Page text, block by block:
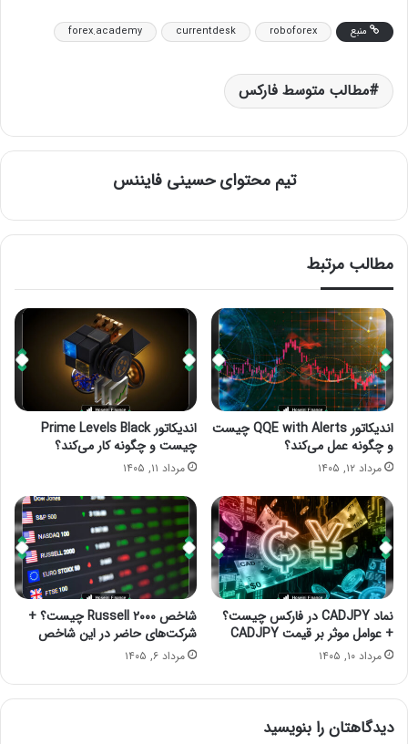
منبع roboforex
currentdesk
forex.academy
مطالب متوسط فارکس
تیم محتوای حسینی‌ فایننس
مطالب مرتبط
اندیکاتور QQE with Alerts چیست
و چگونه عمل می‌کند؟
مرداد ۱۲, ۱۴۰۵
اندیکاتور Prime Levels Black
چیست و چگونه کار می‌کند؟
مرداد ۱۱, ۱۴۰۵
نماد CADJPY در فارکس چیست؟
+ عوامل موثر بر قیمت CADJPY
مرداد ۱۰, ۱۴۰۵
شاخص Russell ۲۰۰۰ چیست؟ +
شرکت‌های حاضر در این شاخص
مرداد ۶, ۱۴۰۵
دیدگاهتان را بنویسید